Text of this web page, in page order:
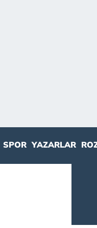
SPOR YAZARLAR